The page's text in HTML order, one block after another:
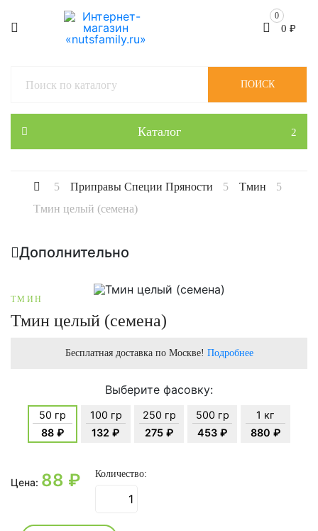
0
0 ₽
Каталог
ПОИСК
Приправы Специи Пряности
Тмин
Тмин целый (семена)
Дополнительно
ТМИН
Тмин целый (семена)
Бесплатная доставка по Москве! Подробнее
Выберите фасовку:
50 гр
88 ₽
100 гр
132 ₽
250 гр
275 ₽
500 гр
453 ₽
1 кг
880 ₽
Цена: 88 ₽ Количество: